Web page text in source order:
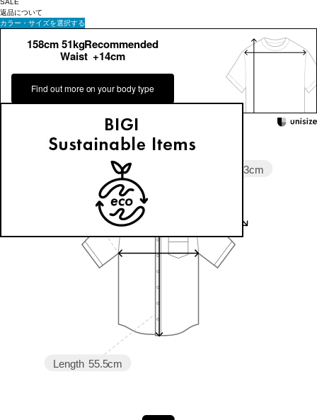
SALE
返品について
カラー・サイズを選択する
158cm 51kgRecommended
Waist +14cm
Find out more on your body type
23cm
Length 55.5cm
60cm